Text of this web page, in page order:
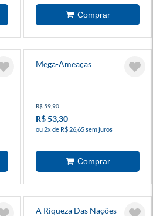
Mega-Ameaças
R$ 59,90
R$ 53,30
ou 2x de R$ 26,65 sem juros
A Riqueza Das Nações